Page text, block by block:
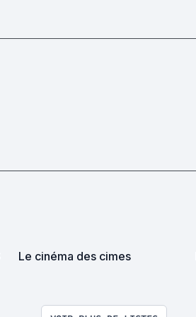
Le cinéma des cimes